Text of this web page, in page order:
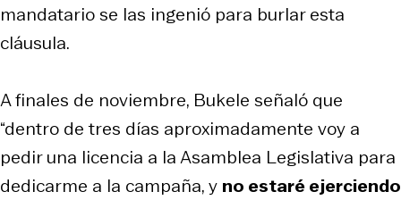
mandatario se las ingenió para burlar esta
cláusula.
A finales de noviembre, Bukele señaló que
“dentro de tres días aproximadamente voy a
pedir una licencia a la Asamblea Legislativa para
dedicarme a la campaña, y no estaré ejerciendo